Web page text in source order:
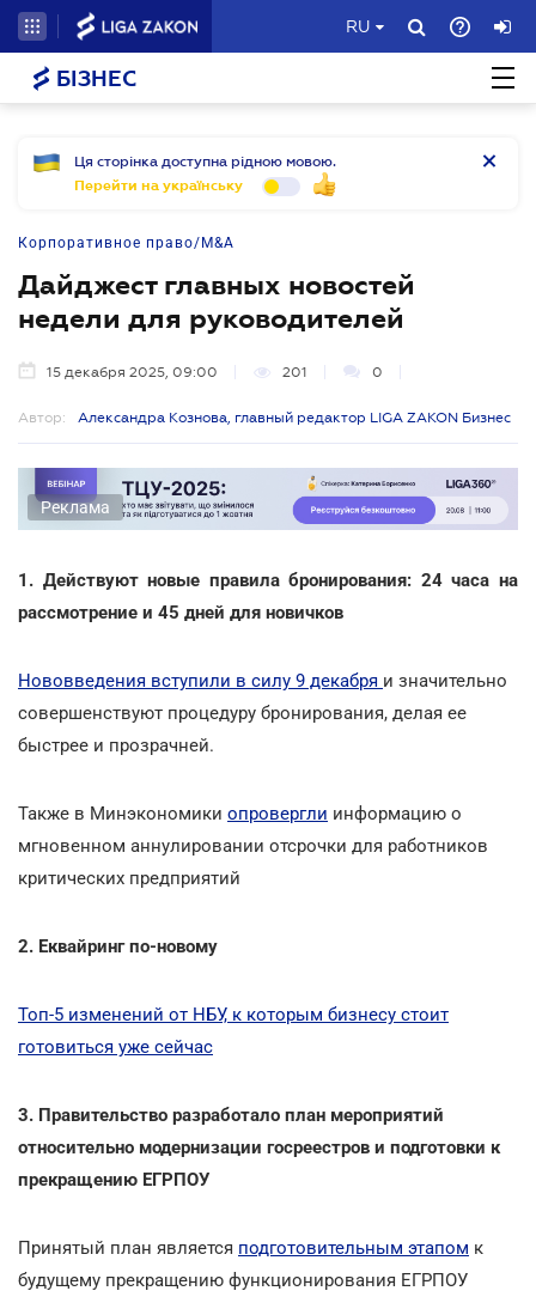
RU
БІЗНЕС
Ця сторінка доступна рідною мовою.
Перейти на українську
Корпоративное право/M&A
Дайджест главных новостей
недели для руководителей
15 декабря 2025, 09:00 201 0
Автор: Александра Кознова, главный редактор LIGA ZAKON Бизнес
Реклама
1. Действуют новые правила бронирования: 24 часа на
рассмотрение и 45 дней для новичков
Нововведения вступили в силу 9 декабря и значительно
совершенствуют процедуру бронирования, делая ее
быстрее и прозрачней.
Также в Минэкономики опровергли информацию о
мгновенном аннулировании отсрочки для работников
критических предприятий
2. Еквайринг по-новому
Топ-5 изменений от НБУ, к которым бизнесу стоит
готовиться уже сейчас
3. Правительство разработало план мероприятий
относительно модернизации госреестров и подготовки к
прекращению ЕГРПОУ
Принятый план является подготовительным этапом к
будущему прекращению функционирования ЕГРПОУ